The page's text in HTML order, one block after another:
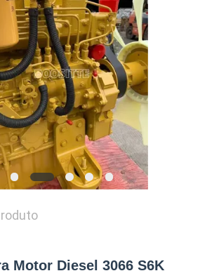
Motor Diesel 3066 S6K